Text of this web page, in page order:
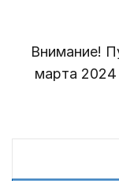
Внимание!
марта